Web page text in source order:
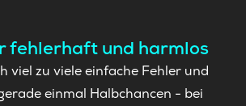
fehlerhaft und harmlos
viel zu viele einfache Fehler und
einmal Halbchancen - bei